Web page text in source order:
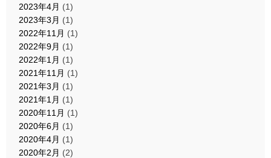
2023年4月 (1)
2023年3月 (1)
2022年11月 (1)
2022年9月 (1)
2022年1月 (1)
2021年11月 (1)
2021年3月 (1)
2021年1月 (1)
2020年11月 (1)
2020年6月 (1)
2020年4月 (1)
2020年2月 (2)